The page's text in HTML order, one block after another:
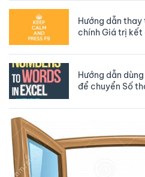
Hướng dẫn
chính Giá trị kết
Hướng dẫn
để chuyển Số